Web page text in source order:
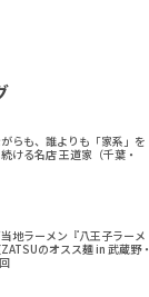
らも、誰よりも「家系」を
ける名店 王道家（千葉・
地ラーメン『八王子ラーメ
のオスス麺 in 武蔵野・